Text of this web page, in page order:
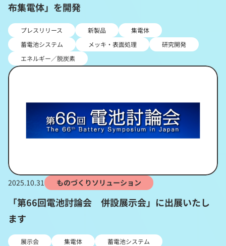
布集電体」を開発
プレスリリース 新製品
集電体
蓄電池システム
メッキ・表面処理
研究開発
エネルギー／脱炭素
2025.10.31 ものづくりソリューション
「第66回電池討論会 併設展示会」に出展いたし
ます
展示会 集電体 蓄電池システム